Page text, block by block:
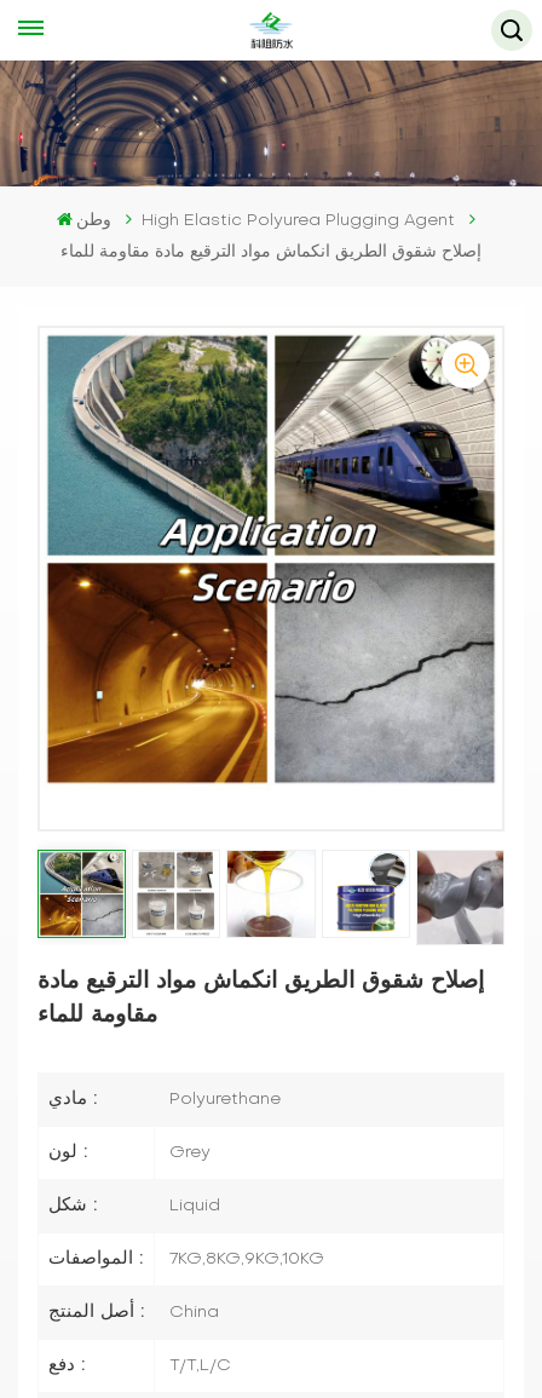
وطن
High Elastic Polyurea Plugging Agent
إصلاح شقوق الطريق انكماش مواد الترقيع مادة مقاومة للماء
إصلاح شقوق الطريق انكماش مواد الترقيع مادة
مقاومة للماء
مادي : Polyurethane
لون : Grey
شكل : Liquid
المواصفات : 7KG,8KG,9KG,10KG
أصل المنتج : China
دفع : T/T,L/C